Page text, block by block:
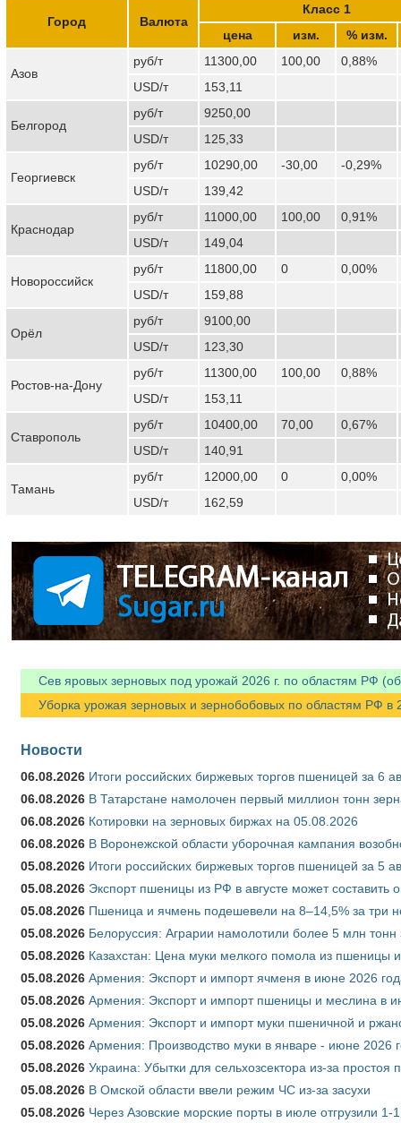
Город Валюта
Класс 1
цена
изм. % изм.
Азов
руб/т 11300,00 100,00
0,88%
USD/т
153,11
Белгород
руб/т
9250,00
USD/т
125,33
Георгиевск
руб/т 10290,00 -30,00
-0,29%
USD/т
139,42
Краснодар
руб/т 11000,00 100,00
0,91%
USD/т
149,04
Новороссийск
руб/т 11800,00 0
0,00%
USD/т
159,88
Орёл
руб/т
9100,00
USD/т
123,30
Ростов-на-Дону
руб/т 11300,00 100,00
0,88%
USD/т
153,11
Ставрополь
руб/т 10400,00 70,00
0,67%
USD/т
140,91
Тамань
руб/т 12000,00 0
0,00%
USD/т
162,59
Сев яровых зерновых под урожай 2026 г. по областям РФ
Уборка урожая зерновых и зернобобовых по областям РФ в
Новости
06.08.2026 Итоги российских биржевых торгов пшеницей за 6
06.08.2026 В Татарстане намолочен первый миллион тонн
06.08.2026 Котировки на зерновых биржах на 05.08.2026
06.08.2026 В Воронежской области уборочная кампания
05.08.2026 Итоги российских биржевых торгов пшеницей за 5
05.08.2026 Экспорт пшеницы из РФ в августе может составить
05.08.2026 Пшеница и ячмень подешевели на 8–14,5% за три
05.08.2026 Белоруссия: Аграрии намолотили более 5 млн тонн
05.08.2026 Казахстан: Цена муки мелкого помола из пшеницы
05.08.2026 Армения: Экспорт и импорт ячменя в июне 2026
05.08.2026 Армения: Экспорт и импорт пшеницы и меслина в
05.08.2026 Армения: Экспорт и импорт муки пшеничной и
05.08.2026 Армения: Производство муки в январе - июне 2026
05.08.2026 Украина: Убытки для сельхозсектора из-за простоя
05.08.2026 В Омской области ввели режим ЧС из-за засухи
05.08.2026 Через Азовские морские порты в июле отгрузили